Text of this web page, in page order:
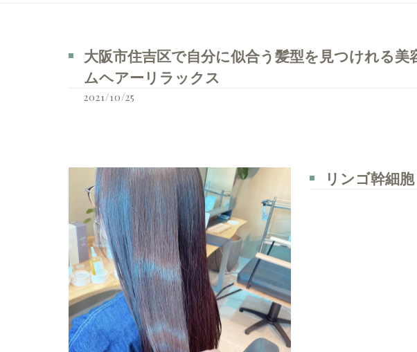
大阪市住吉区で自分に似合う髪型を見つけれる
ムヘアーリラックス
2021/10/25
リンゴ幹細